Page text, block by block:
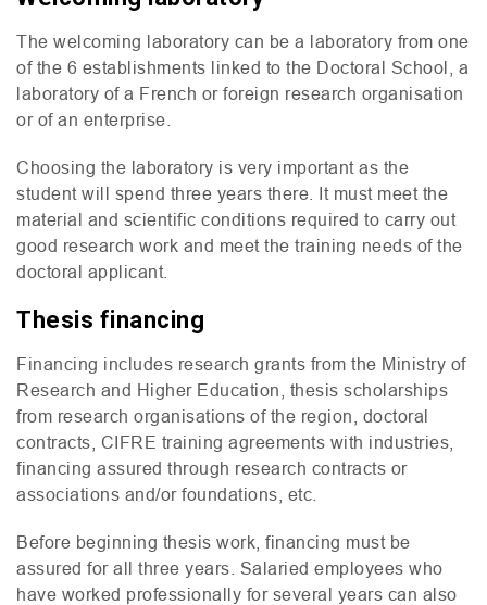
The welcoming laboratory can be a laboratory from one
of the 6 establishments linked to the Doctoral School, a
laboratory of a French or foreign research organisation
or of an enterprise.
Choosing the laboratory is very important as the
student will spend three years there. It must meet the
material and scientific conditions required to carry out
good research work and meet the training needs of the
doctoral applicant.
Thesis financing
Financing includes research grants from the Ministry of
Research and Higher Education, thesis scholarships
from research organisations of the region, doctoral
contracts, CIFRE training agreements with industries,
financing assured through research contracts or
associations and/or foundations, etc.
Before beginning thesis work, financing must be
assured for all three years. Salaried employees who
have worked professionally for several years can also